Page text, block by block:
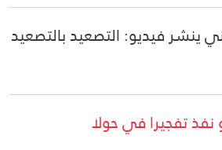
ينشر فيديو: التصعيد بالتصعيد
نفذ تفجيرا في حولا